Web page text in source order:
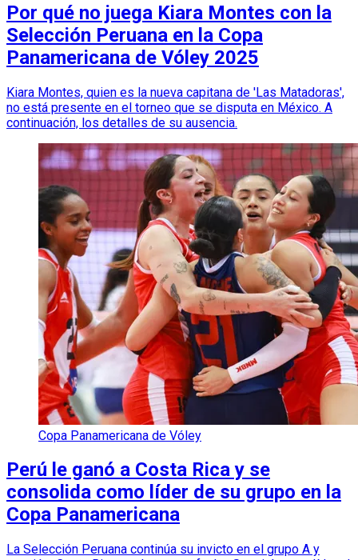
Por qué no juega Kiara Montes con la
Selección Peruana en la Copa
Panamericana de Vóley 2025
Kiara Montes, quien es la nueva capitana de 'Las Matadoras',
no está presente en el torneo que se disputa en México. A
continuación, los detalles de su ausencia.
Copa Panamericana de Vóley
Perú le ganó a Costa Rica y se
consolida como líder de su grupo en la
Copa Panamericana
La Selección Peruana continúa su invicto en el grupo A y